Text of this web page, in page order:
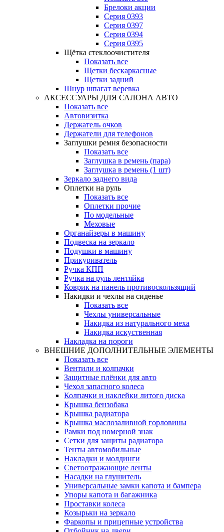
Брелоки акции
Серия 0393
Серия 0397
Серия 0394
Серия 0395
Щётка стеклоочистителя
Показать все
Щетки бескаркасные
Щетки задний
Шнур шпагат веревка
АКСЕССУАРЫ ДЛЯ САЛОНА АВТО
Показать все
Автовизитка
Держатель очков
Держатели для телефонов
Заглушки ремня безопасности
Показать все
Заглушка в ремень (пара)
Заглушка в ремень (1 шт)
Зеркало заднего вида
Оплетки на руль
Показать все
Оплетки прочиe
По модельные
Меховые
Органайзеры в машину
Подвеска на зеркало
Подушки в машину
Прикуриватель
Ручка КПП
Ручка на руль лентяйка
Коврик на панель противоскользящий
Накидки и чехлы на сиденье
Показать все
Чехлы универсальные
Накидка из натурального меха
Накидка искуственная
Накладка на пороги
ВНЕШНИЕ ДОПОЛНИТЕЛЬНЫЕ ЭЛЕМЕНТЫ
Показать все
Вентили и колпачки
Защитные плёнки для авто
Чехол запасного колеса
Колпачки и наклейки литого диска
Крышка бензобака
Крышка радиатора
Крышка маслозаливной горловины
Рамки под номерной знак
Сетки для защиты радиатора
Тенты автомобильные
Накладки и молдинги
Светоотражающие ленты
Насадки на глушитель
Универсальные замки капота и бампера
Упоры капота и багажника
Проставки колеса
Козырьки на зеркало
Фаркопы и прицепные устройства